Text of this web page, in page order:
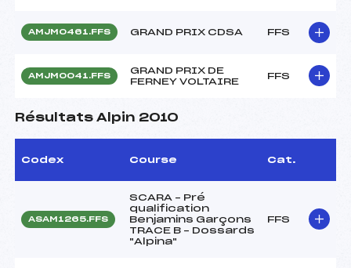
AMJM0461.FFS GRAND PRIX CDSA FFS
AMJM0041.FFS
GRAND PRIX DE
FERNEY VOLTAIRE
FFS
Résultats Alpin 2010
Codex Course Cat.
ASAM1265.FFS
SCARA – Pré
qualification
Benjamins Garçons
TRACE B – Dossards
"Alpina"
FFS